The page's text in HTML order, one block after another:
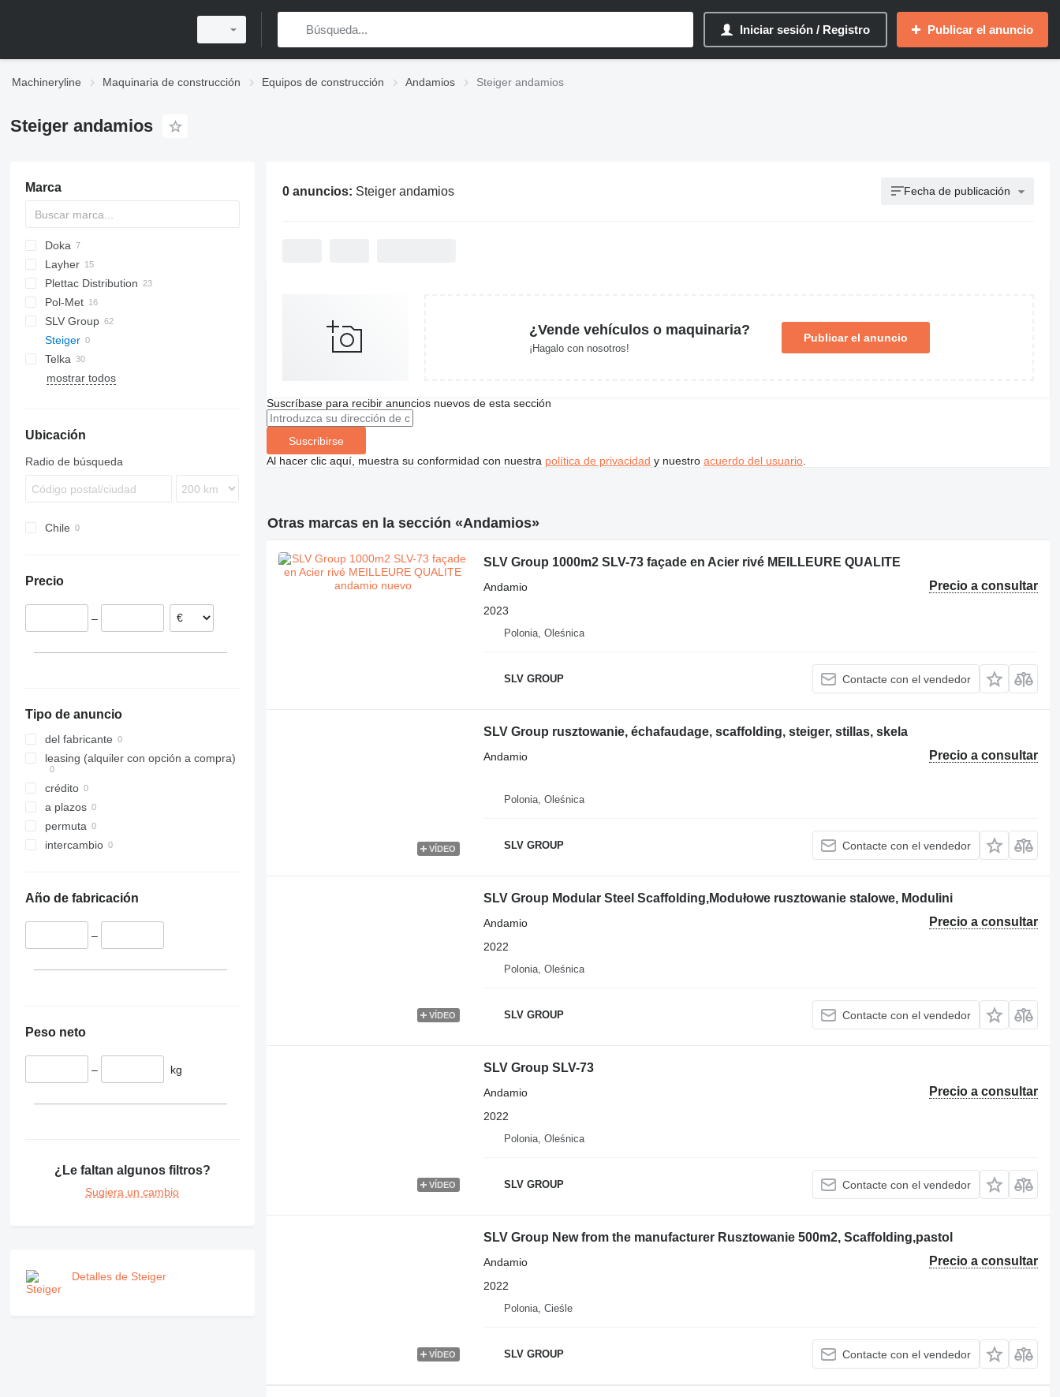
Iniciar sesión / Registro Publicar el anuncio
Machineryline Maquinaria de construcción Equipos de construcción Andamios Steiger andamios
Steiger andamios
Marca
Doka
Layher
Plettac Distribution
Pol-Met
SLV Group
Steiger
Telka
mostrar todos
Ubicación
Radio de búsqueda
Chile
Precio
–
Tipo de anuncio
del fabricante
leasing (alquiler con opción a compra)
crédito
a plazos
permuta
intercambio
Año de fabricación
–
Peso neto
– kg
¿Le faltan algunos filtros?
Sugiera un cambio
Detalles de Steiger
0 anuncios: Steiger andamios Fecha de publicación
¿Vende vehículos o maquinaria?
¡Hagalo con nosotros!
Publicar el anuncio
Suscríbase para recibir anuncios nuevos de esta sección
Suscribirse
Al hacer clic aquí, muestra su conformidad con nuestra política de privacidad y nuestro acuerdo del usuario.
Otras marcas en la sección «Andamios»
SLV Group 1000m2 SLV-73 façade en Acier rivé MEILLEURE QUALITE
Precio a consultar
Andamio
2023
Polonia, Oleśnica
SLV GROUP Contacte con el vendedor
VÍDEO
SLV Group rusztowanie, échafaudage, scaffolding, steiger, stillas, skela
Precio a consultar
Andamio
Polonia, Oleśnica
SLV GROUP Contacte con el vendedor
VÍDEO
SLV Group Modular Steel Scaffolding,Modułowe rusztowanie stalowe, Modulini
Precio a consultar
Andamio
2022
Polonia, Oleśnica
SLV GROUP Contacte con el vendedor
VÍDEO
SLV Group SLV-73
Precio a consultar
Andamio
2022
Polonia, Oleśnica
SLV GROUP Contacte con el vendedor
VÍDEO
SLV Group New from the manufacturer Rusztowanie 500m2, Scaffolding,pastol
Precio a consultar
Andamio
2022
Polonia, Cieśle
SLV GROUP Contacte con el vendedor